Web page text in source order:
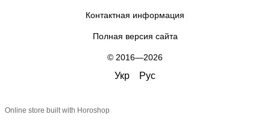
Контактная информация
Полная версия сайта
© 2016—2026
Укр Рус
Online store built with Horoshop